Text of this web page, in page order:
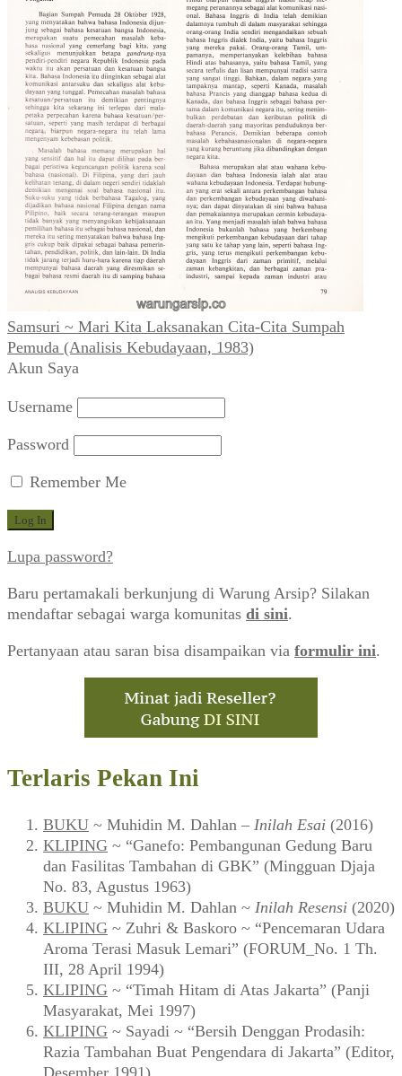
Samsuri ~ Mari Kita Laksanakan Cita-Cita Sumpah
Pemuda (Analisis Kebudayaan, 1983)
Akun Saya
Username
Password
Remember Me
Lupa password?
Baru pertamakali berkunjung di Warung Arsip? Silakan
mendaftar sebagai warga komunitas di sini.
Pertanyaan atau saran bisa disampaikan via formulir ini.
Terlaris Pekan Ini
BUKU ~ Muhidin M. Dahlan – Inilah Esai (2016)
KLIPING ~ “Ganefo: Pembangunan Gedung Baru
dan Fasilitas Tambahan di GBK” (Mingguan Djaja
No. 83, Agustus 1963)
BUKU ~ Muhidin M. Dahlan ~ Inilah Resensi (2020)
KLIPING ~ Zuhri & Baskoro ~ “Pencemaran Udara
Aroma Terasi Masuk Lemari” (FORUM_No. 1 Th.
III, 28 April 1994)
KLIPING ~ “Timah Hitam di Atas Jakarta” (Panji
Masyarakat, Mei 1997)
KLIPING ~ Sayadi ~ “Bersih Denggan Prodasih:
Razia Tambahan Buat Pengendara di Jakarta” (Editor,
Desember 1991)